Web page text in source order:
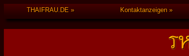
THAIFRAU.DE Kontaktanzeigen